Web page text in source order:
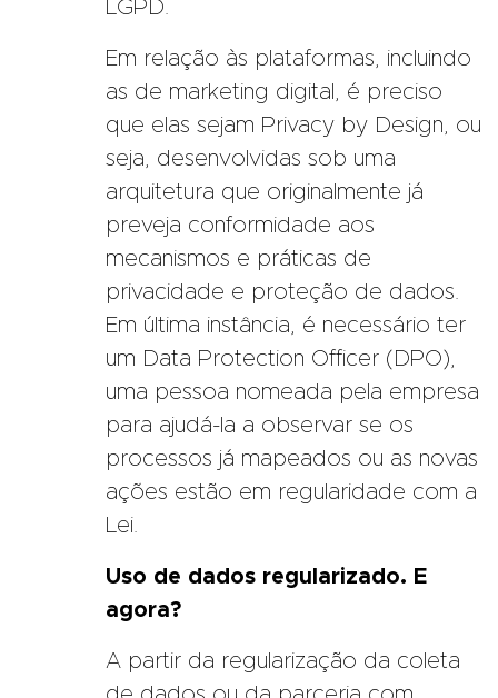
LGPD.
Em relação às plataformas, incluindo
as de marketing digital, é preciso
que elas sejam Privacy by Design, ou
seja, desenvolvidas sob uma
arquitetura que originalmente já
preveja conformidade aos
mecanismos e práticas de
privacidade e proteção de dados.
Em última instância, é necessário ter
um Data Protection Officer (DPO),
uma pessoa nomeada pela empresa
para ajudá-la a observar se os
processos já mapeados ou as novas
ações estão em regularidade com a
Lei.
Uso de dados regularizado. E
agora?
A partir da regularização da coleta